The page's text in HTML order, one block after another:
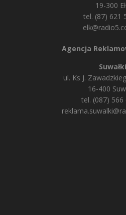
19-300
tel. (87) 621
Agencja
Suwałki
ul. Ks J.
16-400
tel. (087) 566